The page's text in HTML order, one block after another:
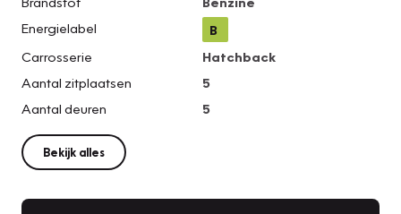
Energielabel
B
Carrosserie
Hatchback
Aantal zitplaatsen
5
Aantal deuren
5
Bekijk alles